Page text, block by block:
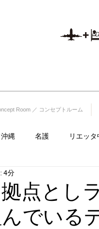
Room ／ コンセプトルーム
沖縄 名護 リエッタ
イクル
日本ハムファイターズ
点とし
でいる
4分